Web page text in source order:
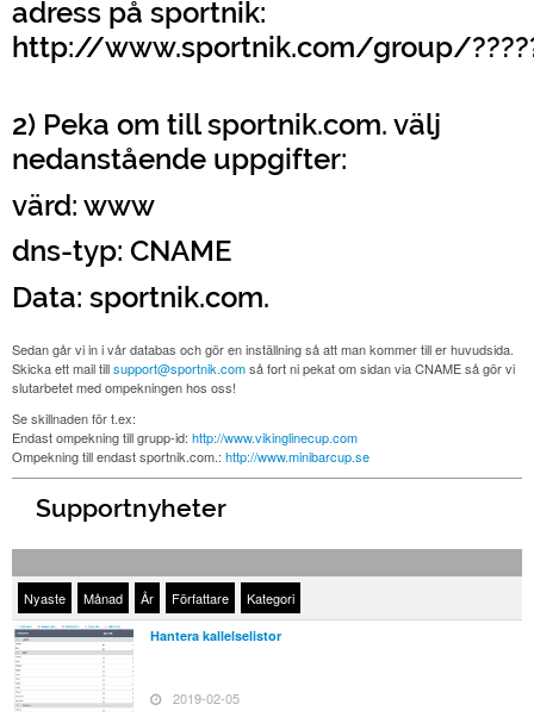
adress på sportnik:
http://www.sportnik.com/group/
2) Peka om till sportnik.com. välj
nedanstående uppgifter:
värd: www
dns-typ: CNAME
Data: sportnik.com.
Sedan går vi in i vår databas och gör en inställning så att man kommer till er huvudsida.
Skicka ett mail tillsupport@sportnik.comså fort ni pekat om sidan via CNAME så gör vi
slutarbetet med ompekningen hos oss!
Se skillnaden för t.ex:
Endast ompekning till grupp-id: http://www.vikinglinecup.com
Ompekning till endast sportnik.com.: http://www.minibarcup.se
Supportnyheter
Nyaste Månad År Författare Kategori
Hantera kallelselistor
2019-02-05